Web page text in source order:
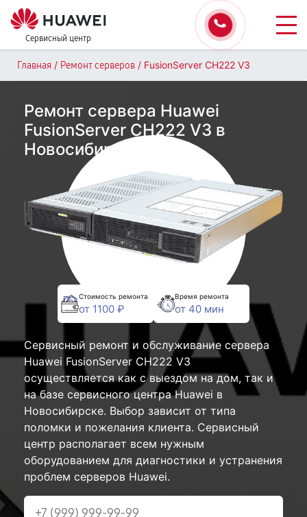
Сервисный центр
Главная / Ремонт серверов / FusionServer CH222 V3
Ремонт сервера Huawei
FusionServer CH222 V3 в
Новосибирске
Стоимость ремонта
от 1100 ₽
Время ремонта
от 40 мин
Сервисный ремонт и обслуживание сервера
Huawei FusionServer CH222 V3
осуществляется как с выездом на дом, так и
на базе сервисного центра Huawei в
Новосибирске. Выбор зависит от типа
поломки и пожелания клиента. Сервисный
центр располагает всем нужным
оборудованием для диагностики и устранения
проблем серверов Huawei.